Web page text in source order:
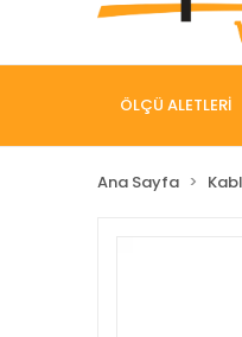
ÖLÇÜ ALETLERİ
Ana Sayfa